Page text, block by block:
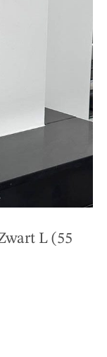
L (55